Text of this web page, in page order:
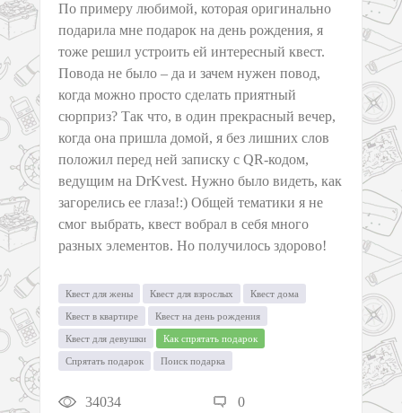
По примеру любимой, которая оригинально
подарила мне подарок на день рождения, я
тоже решил устроить ей интересный квест.
Повода не было – да и зачем нужен повод,
когда можно просто сделать приятный
сюрприз? Так что, в один прекрасный вечер,
когда она пришла домой, я без лишних слов
положил перед ней записку с QR-кодом,
ведущим на DrKvest. Нужно было видеть, как
загорелись ее глаза!:) Общей тематики я не
смог выбрать, квест вобрал в себя много
разных элементов. Но получилось здорово!
Квест для жены Квест для взрослых Квест дома
Квест в квартире Квест на день рождения
Квест для девушки Как спрятать подарок
Спрятать подарок Поиск подарка
34034 0